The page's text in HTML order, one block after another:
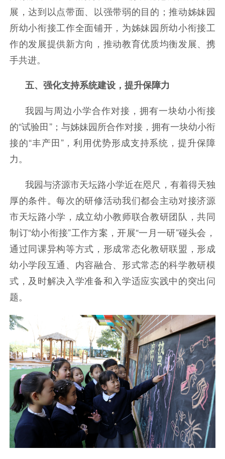
展，达到以点带面、以强带弱的目的；推动姊妹园
所幼小衔接工作全面铺开，为姊妹园所幼小衔接工
作的发展提供新方向，推动教育优质均衡发展、携
手共进。
五、强化支持系统建设，提升保障力
我园与周边小学合作对接，拥有一块幼小衔接
的“试验田”；与姊妹园所合作对接，拥有一块幼小衔
接的“丰产田”，利用优势形成支持系统，提升保障
力。
我园与济源市天坛路小学近在咫尺，有着得天独
厚的条件。每次的研修活动我们都会主动对接济源
市天坛路小学，成立幼小教师联合教研团队，共同
制订“幼小衔接”工作方案，开展“一月一研”碰头会，
通过同课异构等方式，形成常态化教研联盟，形成
幼小学段互通、内容融合、形式常态的科学教研模
式，及时解决入学准备和入学适应实践中的突出问
题。